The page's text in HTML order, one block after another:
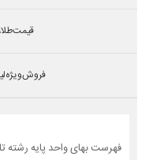
قیمت
فروش ویژه
فهرست بهای واحد پایه رشته